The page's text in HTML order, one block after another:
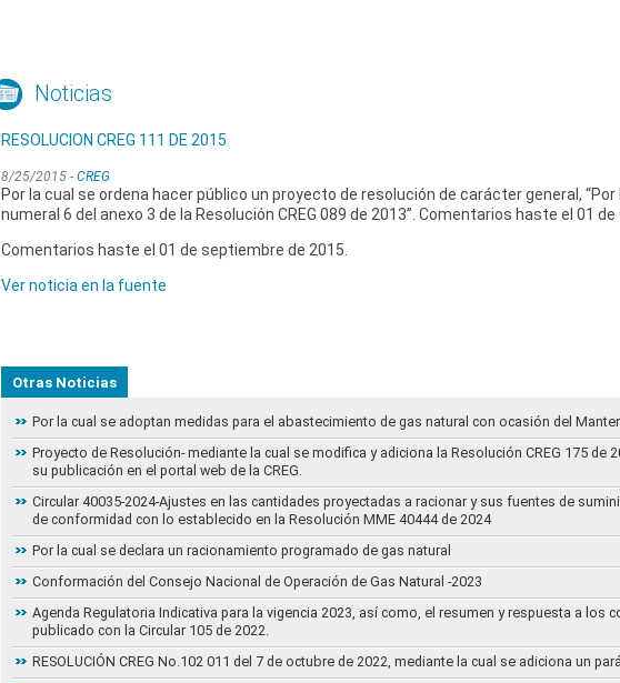
Noticias
RESOLUCION CREG 111 DE 2015
8/25/2015 - CREG
Por la cual se ordena hacer público un proyecto de resolución de carácter general, “Por
numeral 6 del anexo 3 de la Resolución CREG 089 de 2013”. Comentarios haste el 01
Comentarios haste el 01 de septiembre de 2015.
Ver noticia en la fuente
Otras Noticias
Por la cual se adoptan medidas para el abastecimiento de gas natural con ocasión del
Proyecto de Resolución- mediante la cual se modifica y adiciona la Resolución CREG 175
su publicación en el portal web de la CREG.
Circular 40035-2024-Ajustes en las cantidades proyectadas a racionar y sus fuentes de
de conformidad con lo establecido en la Resolución MME 40444 de 2024
Por la cual se declara un racionamiento programado de gas natural
Conformación del Consejo Nacional de Operación de Gas Natural -2023
Agenda Regulatoria Indicativa para la vigencia 2023, así como, el resumen y respuesta a
publicado con la Circular 105 de 2022.
RESOLUCIÓN CREG No.102 011 del 7 de octubre de 2022, mediante la cual se adiciona un